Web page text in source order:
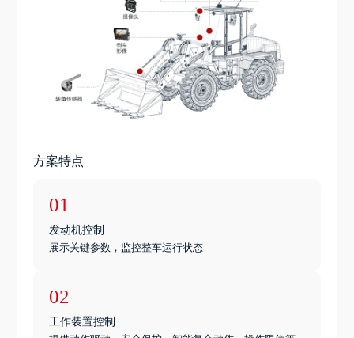
方案特点
01
发动机控制
展示关键参数，监控整车运行状态
02
工作装置控制